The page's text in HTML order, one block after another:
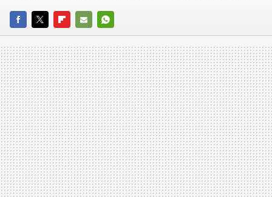
FACEBOOK
TWITTERFLIPBOARD
E-
MAIL
WHATSAPP